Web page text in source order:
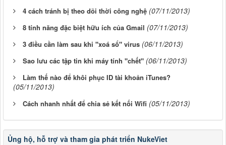
4 cách tránh bị theo dõi thời công nghệ (07/11/2013)
8 tính năng đặc biệt hữu ích của Gmail (07/11/2013)
3 điều cần làm sau khi "xoá sổ" virus (06/11/2013)
Sao lưu các tập tin khi máy tính "chết" (06/11/2013)
Làm thế nào để khôi phục ID tài khoản iTunes?
(05/11/2013)
Cách nhanh nhất để chia sẻ kết nối Wifi (05/11/2013)
Ủng hộ, hỗ trợ và tham gia phát triển NukeViet